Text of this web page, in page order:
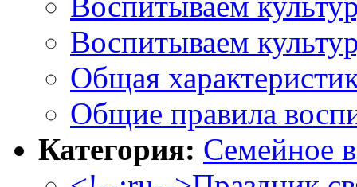
Воспитываем
Общая
Общие правила
Категория: Семейное